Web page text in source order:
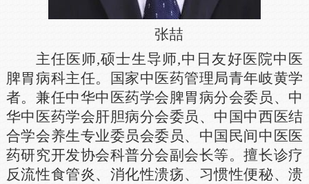
张喆
主任医师,硕士生导师,中日友好医院中医
脾胃病科主任。国家中医药管理局青年岐黄学
者。兼任中华中医药学会脾胃病分会委员、中
华中医药学会肝胆病分会委员、中国中西医结
合学会养生专业委员会委员、中国民间中医医
药研究开发协会科普分会副会长等。擅长诊疗
反流性食管炎、消化性溃疡、习惯性便秘、溃